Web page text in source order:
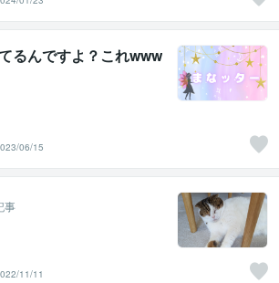
るんですよ？これwww
06/15
事
11/11